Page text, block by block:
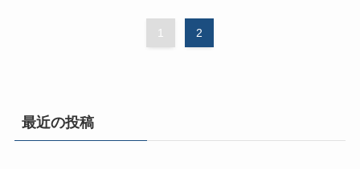
1 2
最近の投稿